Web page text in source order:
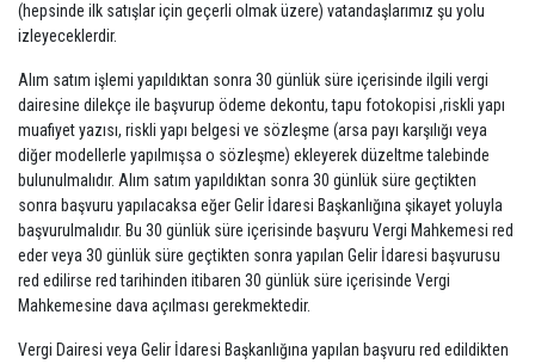
(hepsinde ilk satışlar için geçerli olmak üzere) vatandaşlarımız şu yolu
izleyeceklerdir.
Alım satım işlemi yapıldıktan sonra 30 günlük süre içerisinde ilgili vergi
dairesine dilekçe ile başvurup ödeme dekontu, tapu fotokopisi ,riskli yapı
muafiyet yazısı, riskli yapı belgesi ve sözleşme (arsa payı karşılığı veya
diğer modellerle yapılmışsa o sözleşme) ekleyerek düzeltme talebinde
bulunulmalıdır. Alım satım yapıldıktan sonra 30 günlük süre geçtikten
sonra başvuru yapılacaksa eğer Gelir İdaresi Başkanlığına şikayet yoluyla
başvurulmalıdır. Bu 30 günlük süre içerisinde başvuru Vergi Mahkemesi red
eder veya 30 günlük süre geçtikten sonra yapılan Gelir İdaresi başvurusu
red edilirse red tarihinden itibaren 30 günlük süre içerisinde Vergi
Mahkemesine dava açılması gerekmektedir.
Vergi Dairesi veya Gelir İdaresi Başkanlığına yapılan başvuru red edildikten